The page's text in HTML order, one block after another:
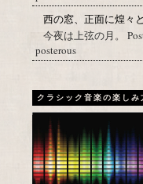
西の窓、正面に煌々
今夜は上弦の月。
posterous
クラシック音楽の楽し